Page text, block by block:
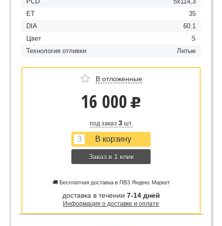
ET
35
DIA
60.1
Цвет
S
Технология отливки
Литые
В отложенные
16 000 u
под заказ 3шт.
Заказ в 1 клик
🚚 Бесплатная доставка в ПВЗ Яндекс Маркет
доставка в течении 7-14 дней
Информация о доставке и оплате